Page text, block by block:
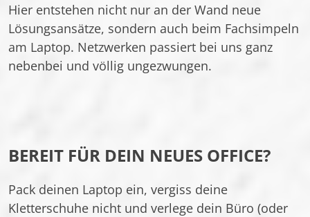
Hier entstehen nicht nur an der Wand neue
Lösungsansätze, sondern auch beim Fachsimpeln
am Laptop. Netzwerken passiert bei uns ganz
nebenbei und völlig ungezwungen.
BEREIT FÜR DEIN NEUES OFFICE?
Pack deinen Laptop ein, vergiss deine
Kletterschuhe nicht und verlege dein Büro (oder